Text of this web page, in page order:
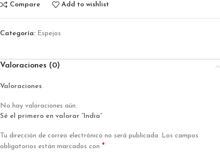
Compare Add to wishlist
Categoría: Espejos
Valoraciones (0)
Valoraciones
No hay valoraciones aún.
Sé el primero en valorar “India”
Tu dirección de correo electrónico no será publicada. Los campos
obligatorios están marcados con *